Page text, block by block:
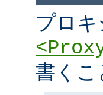
プロ
書くこ